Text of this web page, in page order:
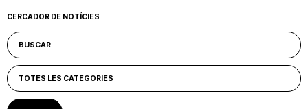
CERCADOR DE NOTÍCIES